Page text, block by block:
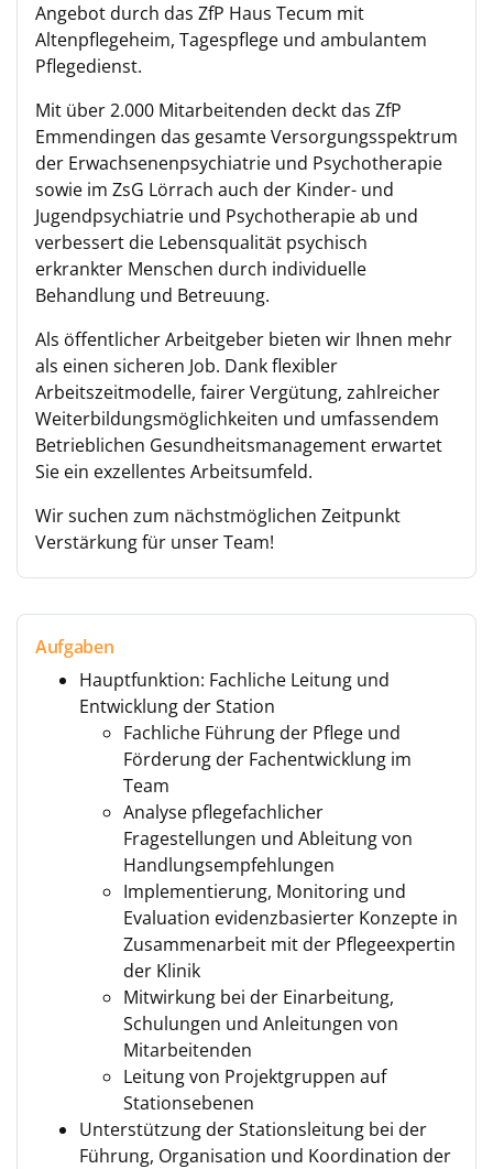
Angebot durch das ZfP Haus Tecum mit
Altenpflegeheim, Tagespflege und ambulantem
Pflegedienst.
Mit über 2.000 Mitarbeitenden deckt das ZfP
Emmendingen das gesamte Versorgungsspektrum
der Erwachsenenpsychiatrie und Psychotherapie
sowie im ZsG Lörrach auch der Kinder- und
Jugendpsychiatrie und Psychotherapie ab und
verbessert die Lebensqualität psychisch
erkrankter Menschen durch individuelle
Behandlung und Betreuung.
Als öffentlicher Arbeitgeber bieten wir Ihnen mehr
als einen sicheren Job. Dank flexibler
Arbeitszeitmodelle, fairer Vergütung, zahlreicher
Weiterbildungsmöglichkeiten und umfassendem
Betrieblichen Gesundheitsmanagement erwartet
Sie ein exzellentes Arbeitsumfeld.
Wir suchen zum nächstmöglichen Zeitpunkt
Verstärkung für unser Team!
Aufgaben
Hauptfunktion: Fachliche Leitung und
Entwicklung der Station
Fachliche Führung der Pflege und
Förderung der Fachentwicklung im
Team
Analyse pflegefachlicher
Fragestellungen und Ableitung von
Handlungsempfehlungen
Implementierung, Monitoring und
Evaluation evidenzbasierter Konzepte in
Zusammenarbeit mit der Pflegeexpertin
der Klinik
Mitwirkung bei der Einarbeitung,
Schulungen und Anleitungen von
Mitarbeitenden
Leitung von Projektgruppen auf
Stationsebenen
Unterstützung der Stationsleitung bei der
Führung, Organisation und Koordination der